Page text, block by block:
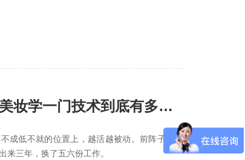
妆学一门技术到底有多重
成低不就的位置上，越活越被动。前阵子跟
来三年，换了五六份工作。